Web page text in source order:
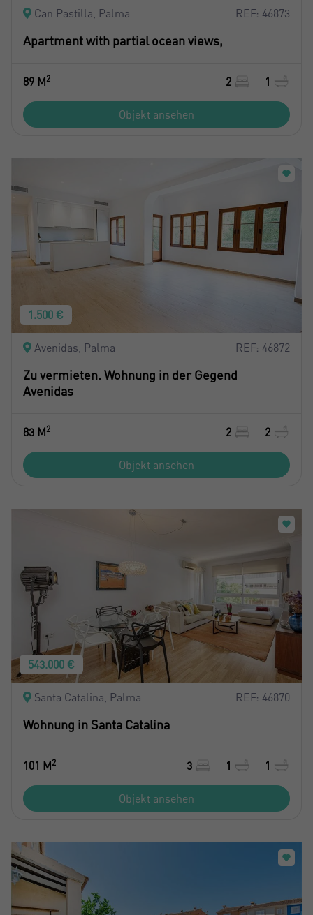
Can Pastilla, Palma REF: 46873
Apartment with partial ocean views,
89 M2 2 1
Objekt ansehen
1.500 €
Avenidas, Palma REF: 46872
Zu vermieten. Wohnung in der Gegend
Avenidas
83 M2 2 2
Objekt ansehen
543.000 €
Santa Catalina, Palma REF: 46870
Wohnung in Santa Catalina
101 M2 3 1 1
Objekt ansehen